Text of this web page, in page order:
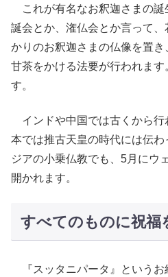
これが有名なお釈迦さまの誕
誕会とか、潅仏会とか言って
かりのお釈迦さまの仏像を置
甘茶をかける法要が行われま
す。
インドや中国では古くから行
本では推古天皇の時代には伝
ジアの小乗仏教でも、5月にウ
開かれます。
すべてのものに祝福
『スッタニパータ』というお